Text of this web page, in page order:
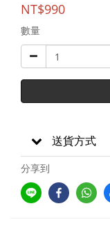
NT$990
數量
送貨方式
分享到